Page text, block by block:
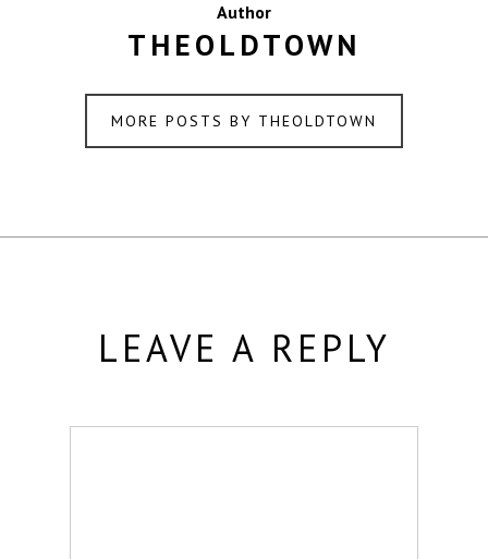
Author
THEOLDTOWN
MORE POSTS BY THEOLDTOWN
LEAVE A REPLY